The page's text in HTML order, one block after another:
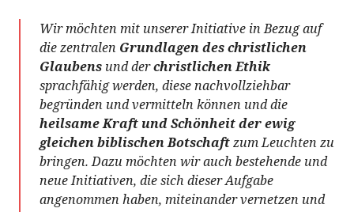
Wir möchten mit unserer Initiative in Bezug auf
die zentralen Grundlagen des christlichen
Glaubens und derchristlichen Ethik
sprachfähig werden, diese nachvollziehbar
begründen und vermitteln können und die
heilsame Kraft und Schönheit der ewig
gleichen biblischen Botschaftzum Leuchten zu
bringen. Dazu möchten wir auch bestehende und
neue Initiativen, die sich dieser Aufgabe
angenommen haben, miteinander vernetzen und